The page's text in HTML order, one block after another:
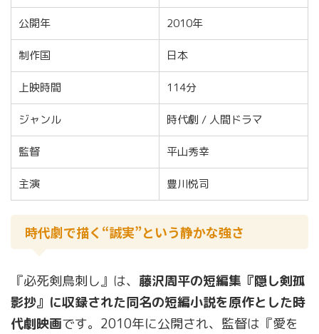
公開年 2010年
制作国 日本
上映時間 114分
ジャンル 時代劇 / 人間ドラマ
監督 平山秀幸
主演 豊川悦司
時代劇で描く“誠実”という静かな強さ
『必死剣鳥刺し』は、 藤沢周平の短編集『隠し剣孤
影抄』に収録された同名の短編小説を原作とした時
代劇映画です。2010年に公開され、監督は『愛を